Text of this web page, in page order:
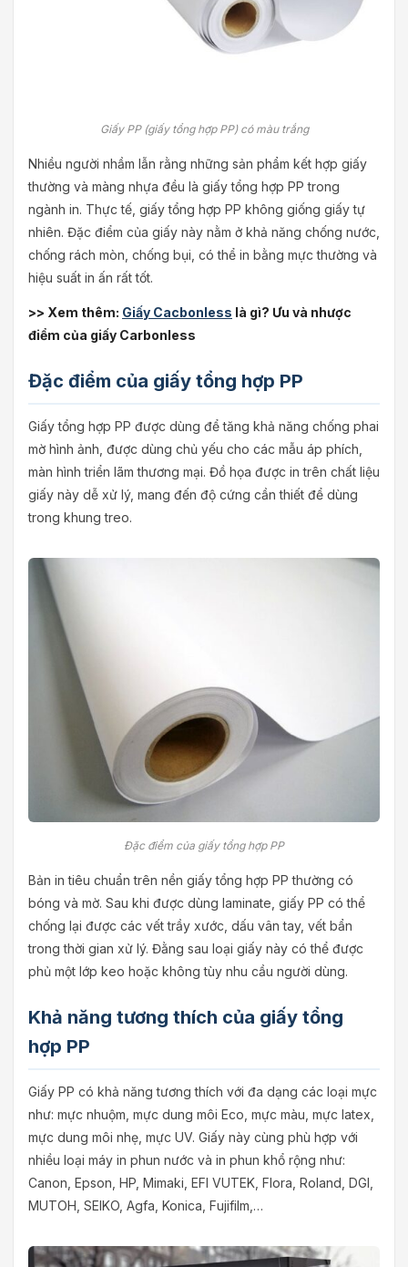
Giấy PP (giấy tổng hợp PP) có màu trắng
Nhiều người nhầm lẫn rằng những sản phẩm kết hợp giấy
thường và màng nhựa đều là giấy tổng hợp PP trong
ngành in. Thực tế, giấy tổng hợp PP không giống giấy tự
nhiên. Đặc điểm của giấy này nằm ở khả năng chống nước,
chống rách mòn, chống bụi, có thể in bằng mực thường và
hiệu suất in ấn rất tốt.
>> Xem thêm: Giấy Cacbonless là gì? Ưu và nhược
điểm của giấy Carbonless
Đặc điểm của giấy tổng hợp PP
Giấy tổng hợp PP được dùng để tăng khả năng chống phai
mờ hình ảnh, được dùng chủ yếu cho các mẫu áp phích,
màn hình triển lãm thương mại. Đồ họa được in trên chất liệu
giấy này dễ xử lý, mang đến độ cứng cần thiết để dùng
trong khung treo.
Đặc điểm của giấy tổng hợp PP
Bản in tiêu chuẩn trên nền giấy tổng hợp PP thường có
bóng và mờ. Sau khi được dùng laminate, giấy PP có thể
chống lại được các vết trầy xước, dấu vân tay, vết bẩn
trong thời gian xử lý. Đằng sau loại giấy này có thể được
phủ một lớp keo hoặc không tùy nhu cầu người dùng.
Khả năng tương thích của giấy tổng
hợp PP
Giấy PP có khả năng tương thích với đa dạng các loại mực
như: mực nhuộm, mực dung môi Eco, mực màu, mực latex,
mực dung môi nhẹ, mực UV. Giấy này cùng phù hợp với
nhiều loại máy in phun nước và in phun khổ rộng như:
Canon, Epson, HP, Mimaki, EFI VUTEK, Flora, Roland, DGI,
MUTOH, SEIKO, Agfa, Konica, Fujifilm,…